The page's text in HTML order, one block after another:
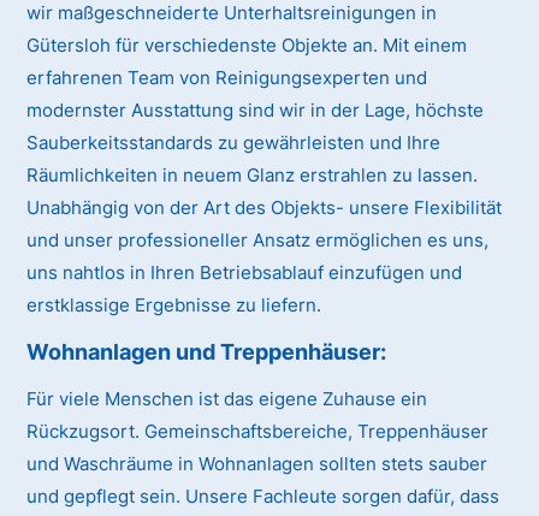
wir maßgeschneiderte Unterhaltsreinigungen in
Gütersloh für verschiedenste Objekte an. Mit einem
erfahrenen Team von Reinigungsexperten und
modernster Ausstattung sind wir in der Lage, höchste
Sauberkeitsstandards zu gewährleisten und Ihre
Räumlichkeiten in neuem Glanz erstrahlen zu lassen.
Unabhängig von der Art des Objekts- unsere Flexibilität
und unser professioneller Ansatz ermöglichen es uns,
uns nahtlos in Ihren Betriebsablauf einzufügen und
erstklassige Ergebnisse zu liefern.
Wohnanlagen und Treppenhäuser:
Für viele Menschen ist das eigene Zuhause ein
Rückzugsort. Gemeinschaftsbereiche, Treppenhäuser
und Waschräume in Wohnanlagen sollten stets sauber
und gepflegt sein. Unsere Fachleute sorgen dafür, dass